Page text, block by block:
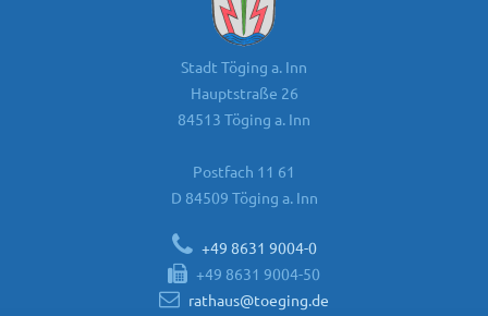
Stadt Töging a. Inn
Hauptstraße 26
84513 Töging a. Inn
Postfach 11 61
D 84509 Töging a. Inn
+49 8631 9004-0
+49 8631 9004-50
rathaus@toeging.de